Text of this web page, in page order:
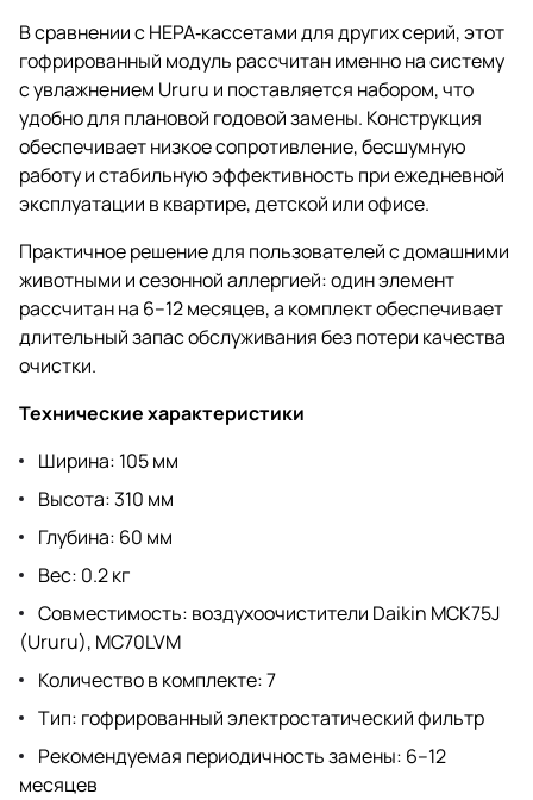
В сравнении с HEPA‑кассетами для других серий, этот
гофрированный модуль рассчитан именно на систему
с увлажнением Ururu и поставляется набором, что
удобно для плановой годовой замены. Конструкция
обеспечивает низкое сопротивление, бесшумную
работу и стабильную эффективность при ежедневной
эксплуатации в квартире, детской или офисе.
Практичное решение для пользователей с домашними
животными и сезонной аллергией: один элемент
рассчитан на 6–12 месяцев, а комплект обеспечивает
длительный запас обслуживания без потери качества
очистки.
Технические характеристики
Ширина: 105 мм
Высота: 310 мм
Глубина: 60 мм
Вес: 0.2 кг
Совместимость: воздухоочистители Daikin MCK75J
(Ururu), MC70LVM
Количество в комплекте: 7
Тип: гофрированный электростатический фильтр
Рекомендуемая периодичность замены: 6–12
месяцев